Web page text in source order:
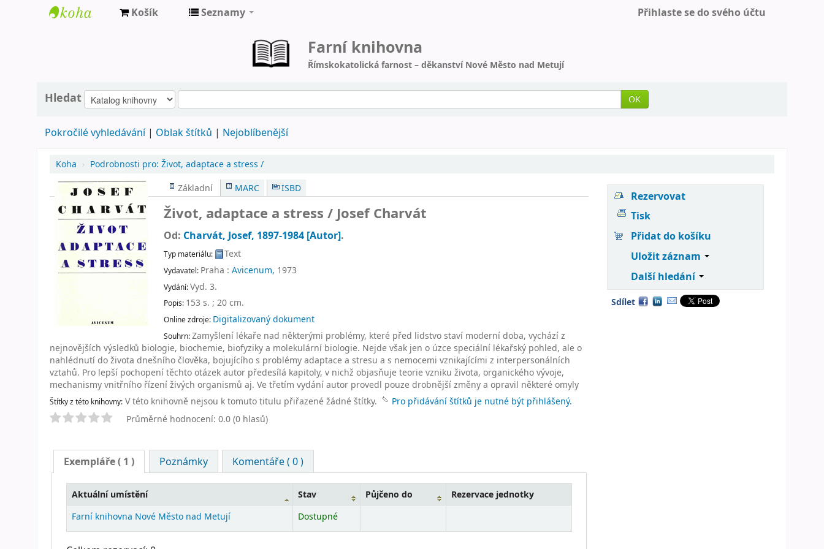
Město
Metují
Košík Seznamy Přihlaste se do svého účtu
Farní knihovna
Římskokatolická farnost – děkanství Nové Město nad Metují
Hledat OK
Pokročilé vyhledávání Oblak štítků Nejoblíbenější
Koha › Podrobnosti pro: Život, adaptace a stress /
Základní MARC ISBD
Život, adaptace a stress / Josef Charvát
Od: Charvát, Josef, 1897-1984 [Autor].
Typ materiálu: Text
Vydavatel: Praha : Avicenum, 1973
Vydání:Vyd. 3.
Popis: 153 s. ; 20 cm.
Online zdroje: Digitalizovaný dokument
Souhrn:Zamyšlení lékaře nad některými problémy, které před lidstvo staví moderní doba, vychází z
nejnovějších výsledků biologie, biochemie, biofyziky a molekulární biologie. Nejde však jen o úzce speciální lékařský pohled, ale o
nahlédnutí do života dnešního člověka, bojujícího s problémy adaptace a stresu a s nemocemi vznikajícími z interpersonálních
vztahů. Pro lepší pochopení těchto otázek autor předesílá kapitoly, v nichž objasňuje teorie vzniku života, organického vývoje,
mechanismy vnitřního řízení živých organismů aj. Ve třetím vydání autor provedl pouze drobnější změny a opravil některé omyly
Štítky z této knihovny: V této knihovně nejsou k tomuto titulu přiřazené žádné štítky.
Pro přidávání štítků je nutné být přihlášený.
Průměrné hodnocení: 0.0 (0 hlasů)
Exempláře( 1 ) Poznámky Komentáře ( 0 )
Aktuální umístění Stav Půjčeno do
Rezervace jednotky
Farní knihovna Nové Město nad Metují
Dostupné
Rezervovat
Tisk
Přidat do košíku
Uložit záznam
Další hledání
Sdílet